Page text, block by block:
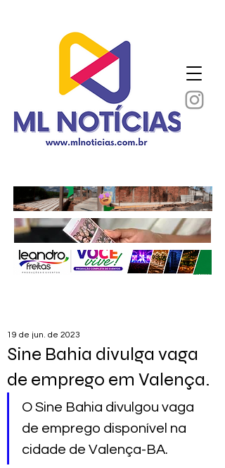
Sine Bahia divulga vaga
de emprego em Valença.
19 de jun. de 2023
O Sine Bahia divulgou vaga
de emprego disponível na
cidade de Valença-BA.